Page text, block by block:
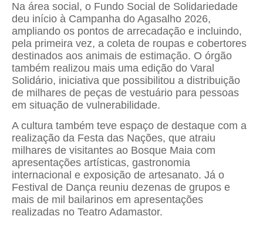
Na área social, o Fundo Social de Solidariedade
deu início à Campanha do Agasalho 2026,
ampliando os pontos de arrecadação e incluindo,
pela primeira vez, a coleta de roupas e cobertores
destinados aos animais de estimação. O órgão
também realizou mais uma edição do Varal
Solidário, iniciativa que possibilitou a distribuição
de milhares de peças de vestuário para pessoas
em situação de vulnerabilidade.
A cultura também teve espaço de destaque com a
realização da Festa das Nações, que atraiu
milhares de visitantes ao Bosque Maia com
apresentações artísticas, gastronomia
internacional e exposição de artesanato. Já o
Festival de Dança reuniu dezenas de grupos e
mais de mil bailarinos em apresentações
realizadas no Teatro Adamastor.